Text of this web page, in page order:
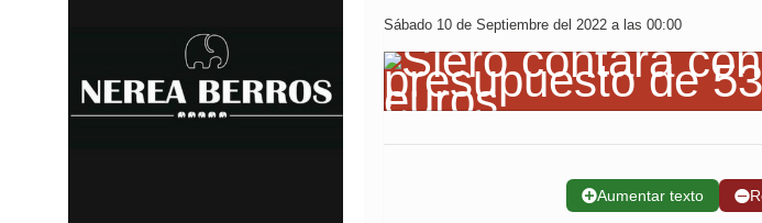
Sábado 10 de Septiembre del 2022 a las 00:00
➕Aumentar texto ➖